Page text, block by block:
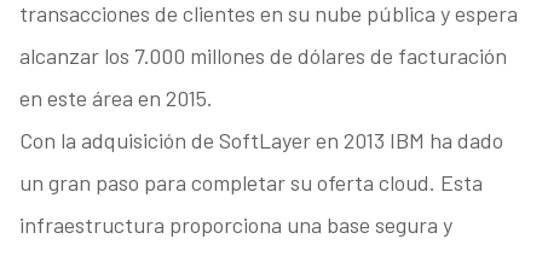
transacciones de clientes en su nube pública y espera
alcanzar los 7.000 millones de dólares de facturación
en este área en 2015.
Con la adquisición de SoftLayer en 2013 IBM ha dado
un gran paso para completar su oferta cloud. Esta
infraestructura proporciona una base segura y